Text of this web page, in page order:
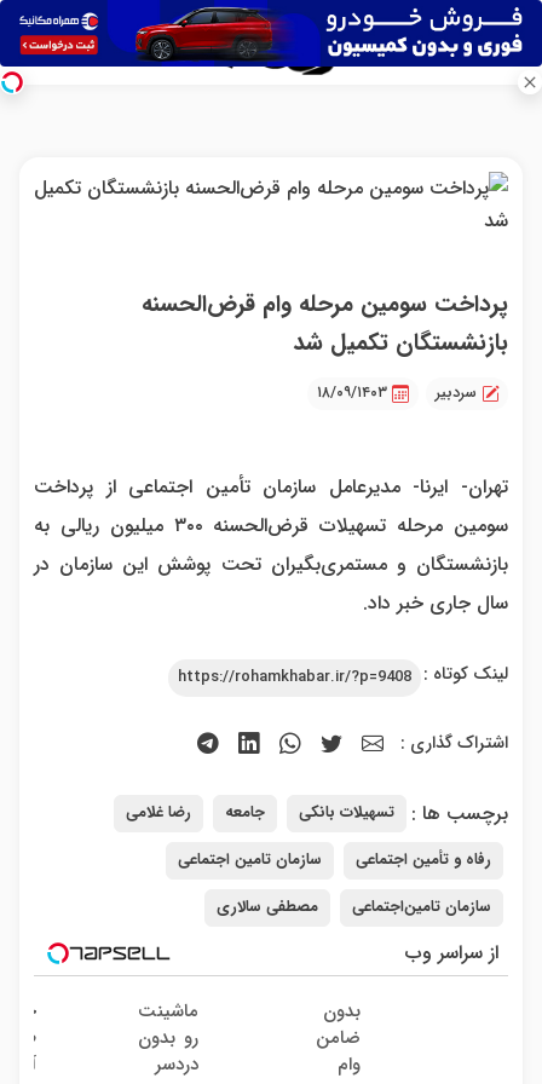
پرداخت سومین مرحله وام قرض‌الحسنه
بازنشستگان تکمیل شد
سردبیر ۱۸/۰۹/۱۴۰۳
تهران- ایرنا- مدیرعامل سازمان تأمین اجتماعی از پرداخت
سومین مرحله تسهیلات قرض‌الحسنه ۳۰۰ میلیون ریالی به
بازنشستگان و مستمری‌بگیران تحت پوشش این سازمان در
سال جاری خبر داد.
لینک کوتاه : https://rohamkhabar.ir/?p=9408
اشتراک گذاری :
برچسب ها : تسهیلات بانکی جامعه
رضا غلامی
رفاه و تأمین اجتماعی
سازمان تامین اجتماعی
سازمان تامین‌اجتماعی
مصطفی سالاری
از سراسر وب
بدون
ضامن
وام
ماشینت
رو بدون
دردسر
خرید
طلا